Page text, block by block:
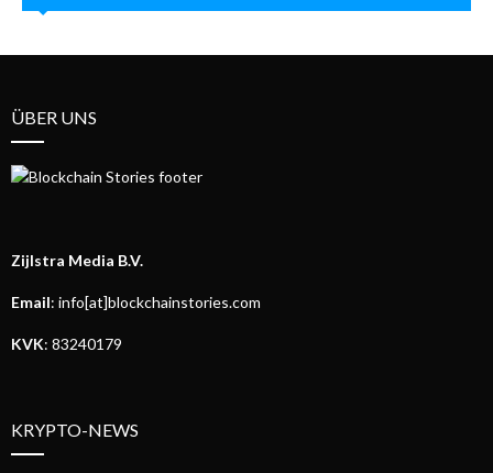
ÜBER UNS
Zijlstra Media B.V.
Email: info[at]blockchainstories.com
KVK: 83240179
KRYPTO-NEWS